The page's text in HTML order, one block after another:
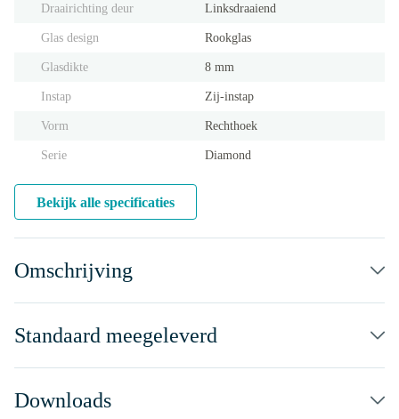
Draairichting deur Linksdraaiend
Glas design Rookglas
Glasdikte 8 mm
Instap Zij-instap
Vorm Rechthoek
Serie Diamond
Bekijk alle specificaties
Omschrijving
Standaard meegeleverd
Downloads